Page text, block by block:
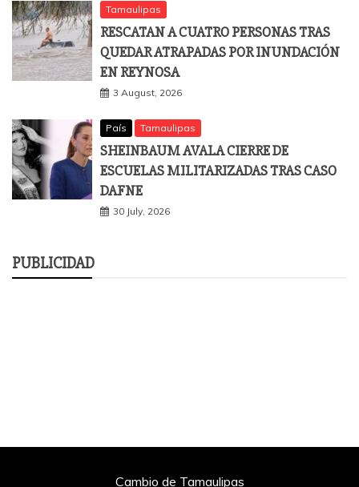
Tamaulipas
RESCATAN A CUATRO PERSONAS TRAS
QUEDAR ATRAPADAS POR INUNDACIÓN
EN REYNOSA
3 August, 2026
País Tamaulipas
SHEINBAUM AVALA CIERRE DE
ESCUELAS MILITARIZADAS TRAS CASO
DAFNE
30 July, 2026
PUBLICIDAD
Cambio de Tamaulipas